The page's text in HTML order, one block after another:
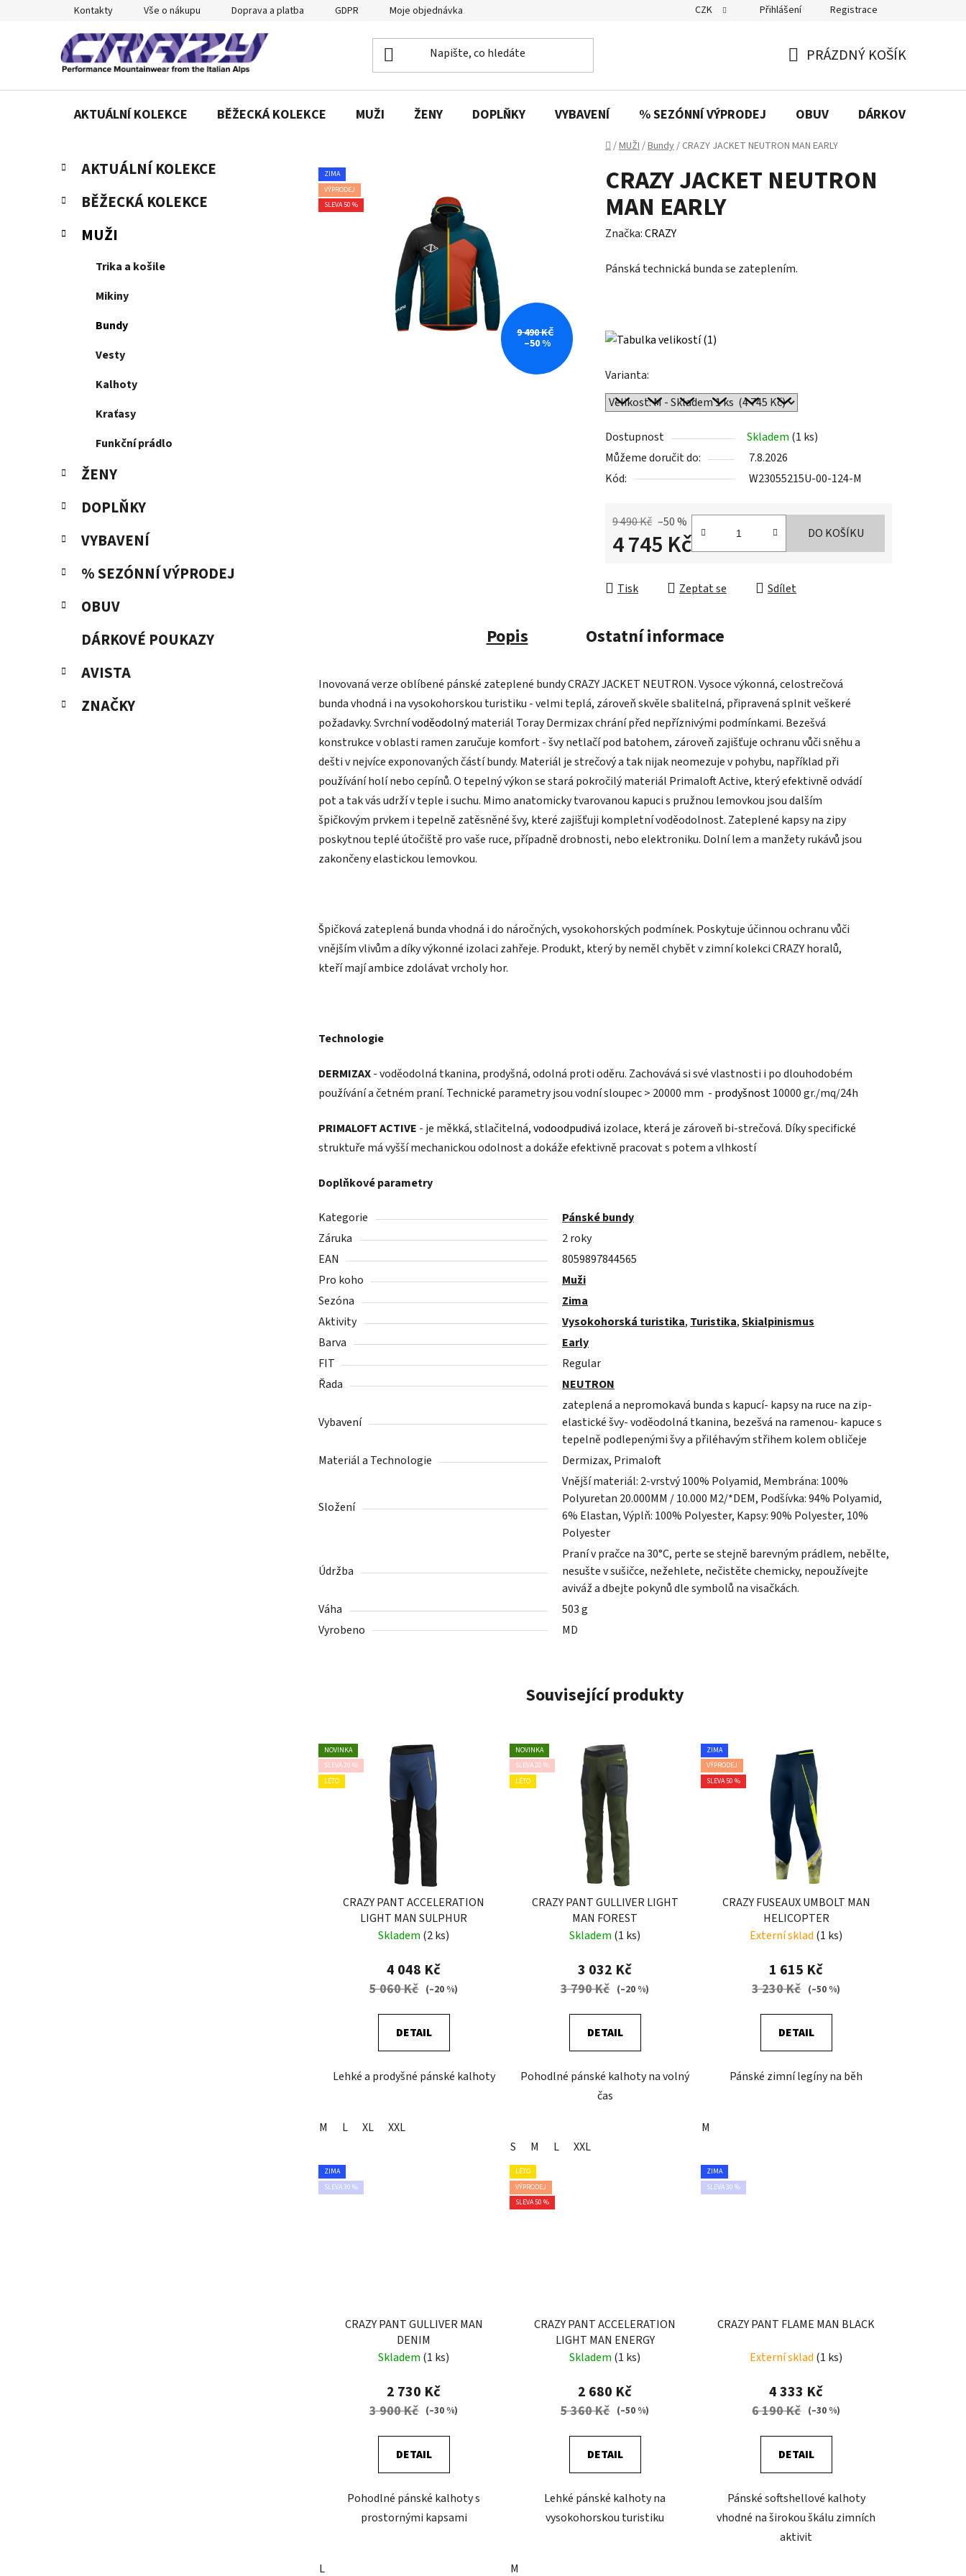
Kontakty Vše o nákupu Doprava a platba GDPR Moje objednávka CZK Přihlášení Registrace
KOŠÍK
PRÁZDNÝ KOŠÍK
AKTUÁLNÍ KOLEKCE BĚŽECKÁ KOLEKCE MUŽI ŽENY DOPLŇKY VYBAVENÍ % SEZÓNNÍ VÝPRODEJ OBUV DÁRKOVÉ
Domů
/MUŽI/Bundy/ CRAZY JACKET NEUTRON MAN EARLY
P
s
r
Přeskočit
kategorie
K
a
t
e
o
AKTUÁLNÍ KOLEKCE
BĚŽECKÁ KOLEKCE
MUŽI
Trika a košile
Mikiny
Bundy
Vesty
Kalhoty
Kraťasy
Funkční prádlo
ŽENY
DOPLŇKY
VYBAVENÍ
% SEZÓNNÍ VÝPRODEJ
OBUV
DÁRKOVÉ POUKAZY
AVISTA
ZNAČKY
CRAZY JACKET NEUTRON
MAN EARLY
Značka:CRAZY
Pánská technická bunda se zateplením.
Varianta:
Dostupnost Skladem (1 ks)
Můžeme doručit do:
7.8.2026
Kód:
W23055215U-00-124-M
9 490 Kč –50 %
4 745 Kč DO KOŠÍKU
Tisk Zeptat se Sdílet
ZIMA
VÝPRODEJ
SLEVA 50 %
9 490 KČ
–50 %
Popis Ostatní informace
Inovovaná verze oblíbené pánské zateplené bundy CRAZY JACKET NEUTRON. Vysoce výkonná, celostrečová
bunda vhodná i na vysokohorskou turistiku - velmi teplá, zároveň skvěle sbalitelná, připravená splnit veškeré
požadavky. Svrchnívoděodolnýmateriál Toray Dermizax chrání před nepříznivými podmínkami. Bezešvá
konstrukce v oblasti ramen zaručuje komfort - švy netlačí pod batohem, zároveň zajišťuje ochranu vůči sněhu a
dešti v nejvíce exponovaných částí bundy. Materiál je strečový a tak nijak neomezuje v pohybu, například při
používání holí nebo cepínů. O tepelný výkon se stará pokročilý materiál Primaloft Active, který efektivně odvádí
pot a tak vás udrží v teple i suchu. Mimo anatomicky tvarovanou kapuci s pružnou lemovkou jsou dalším
špičkovým prvkem i tepelně zatěsněné švy, které zajišťuji kompletní voděodolnost. Zateplené kapsy na zipy
poskytnou teplé útočiště pro vaše ruce, případně drobnosti, nebo elektroniku. Dolní lem a manžety rukávů jsou
zakončeny elastickou lemovkou.
Špičková zateplená bunda vhodná i do náročných, vysokohorských podmínek. Poskytuje účinnou ochranu vůči
vnějším vlivům a díky výkonné izolaci zahřeje. Produkt, který by neměl chybět v zimní kolekci CRAZY horalů,
kteří mají ambice zdolávat vrcholy hor.
Technologie
DERMIZAX-voděodolná tkanina, prodyšná, odolná proti oděru. Zachovává si své vlastnosti i po dlouhodobém
používání a četném praní. Technické parametry jsou vodní sloupec > 20000 mm - prodyšnost10000 gr./mq/24h
PRIMALOFT ACTIVE - je měkká, stlačitelná,vodoodpudivá izolace, která je zároveň bi-strečová. Díky specifické
struktuře má vyšší mechanickou odolnost a dokáže efektivně pracovat s potem a vlhkostí
Doplňkové parametry
Kategorie
Pánské bundy
Záruka
2 roky
EAN
8059897844565
Pro koho
Muži
Sezóna
Zima
Aktivity
Vysokohorská turistika, Turistika,Skialpinismus
Barva
Early
FIT
Regular
Řada
NEUTRON
Vybavení
zateplená a nepromokavá bunda s kapucí- kapsy na ruce na zip-
elastické švy- voděodolná tkanina, bezešvá na ramenou- kapuce s
tepelně podlepenými švy a přiléhavým střihem kolem obličeje
Materiál a Technologie
Dermizax, Primaloft
Složení
Vnější materiál: 2-vrstvý 100% Polyamid, Membrána: 100%
Polyuretan 20.000MM / 10.000 M2/*DEM, Podšívka: 94% Polyamid,
6% Elastan, Výplň: 100% Polyester, Kapsy: 90% Polyester, 10%
Polyester
Údržba
Praní v pračce na 30°C, perte se stejně barevným prádlem, nebělte,
nesušte v sušičce, nežehlete, nečistěte chemicky, nepoužívejte
aviváž a dbejte pokynů dle symbolů na visačkách.
Váha
503 g
Vyrobeno
MD
Související produkty
NOVINKA
SLEVA 20 %
LÉTO
CRAZY PANT ACCELERATION
LIGHT MAN SULPHUR
Skladem (2 ks)
4 048 Kč
5 060 Kč (–20 %)
DETAIL
Lehké a prodyšné pánské kalhoty
M L XL XXL
NOVINKA
SLEVA 20 %
LÉTO
CRAZY PANT GULLIVER LIGHT
MAN FOREST
Skladem (1 ks)
3 032 Kč
3 790 Kč (–20 %)
DETAIL
Pohodlné pánské kalhoty na volný
čas
S M L XXL
ZIMA
VÝPRODEJ
SLEVA 50 %
CRAZY FUSEAUX UMBOLT MAN
HELICOPTER
Externí sklad (1 ks)
1 615 Kč
3 230 Kč (–50 %)
DETAIL
Pánské zimní legíny na běh
M
ZIMA
SLEVA 30 %
CRAZY PANT GULLIVER MAN
DENIM
Skladem (1 ks)
2 730 Kč
3 900 Kč (–30 %)
DETAIL
Pohodlné pánské kalhoty s
prostornými kapsami
L
LÉTO
VÝPRODEJ
SLEVA 50 %
CRAZY PANT ACCELERATION
LIGHT MAN ENERGY
Skladem (1 ks)
2 680 Kč
5 360 Kč (–50 %)
DETAIL
Lehké pánské kalhoty na
vysokohorskou turistiku
M
ZIMA
SLEVA 30 %
CRAZY PANT FLAME MAN BLACK
Externí sklad (1 ks)
4 333 Kč
6 190 Kč (–30 %)
DETAIL
Pánské softshellové kalhoty
vhodné na širokou škálu zimních
aktivit